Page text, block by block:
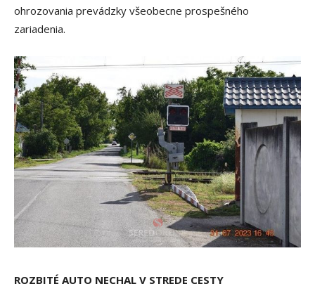
ohrozovania prevádzky všeobecne prospešného
zariadenia.
ROZBITÉ AUTO NECHAL V STREDE CESTY